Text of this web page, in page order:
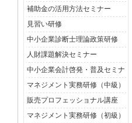
補助金の活用方法セミナー
見習い研修
中小企業診断士理論政策研修
人財課題解決セミナー
中小企業会計啓発・普及セミナ
マネジメント実務研修（中級）
販売プロフェッショナル講座
マネジメント実務研修（初級）